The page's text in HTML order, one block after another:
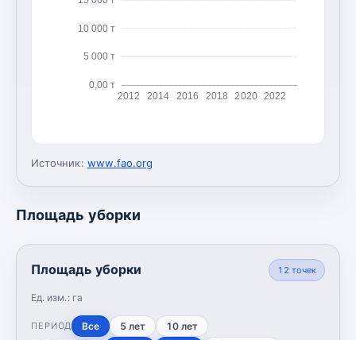
0,00 т
5 000 т
10 000 т
2012 2014 2016 2018 2020 2022
Источник: www.fao.org
Площадь уборки
Площадь уборки
Ед. изм.: га
12 точек
ПЕРИОД Все 5 лет 10 лет